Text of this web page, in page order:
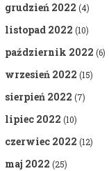
grudzień 2022 (4)
listopad 2022 (10)
październik 2022 (6)
wrzesień 2022 (15)
sierpień 2022 (7)
lipiec 2022 (10)
czerwiec 2022 (12)
maj 2022 (25)